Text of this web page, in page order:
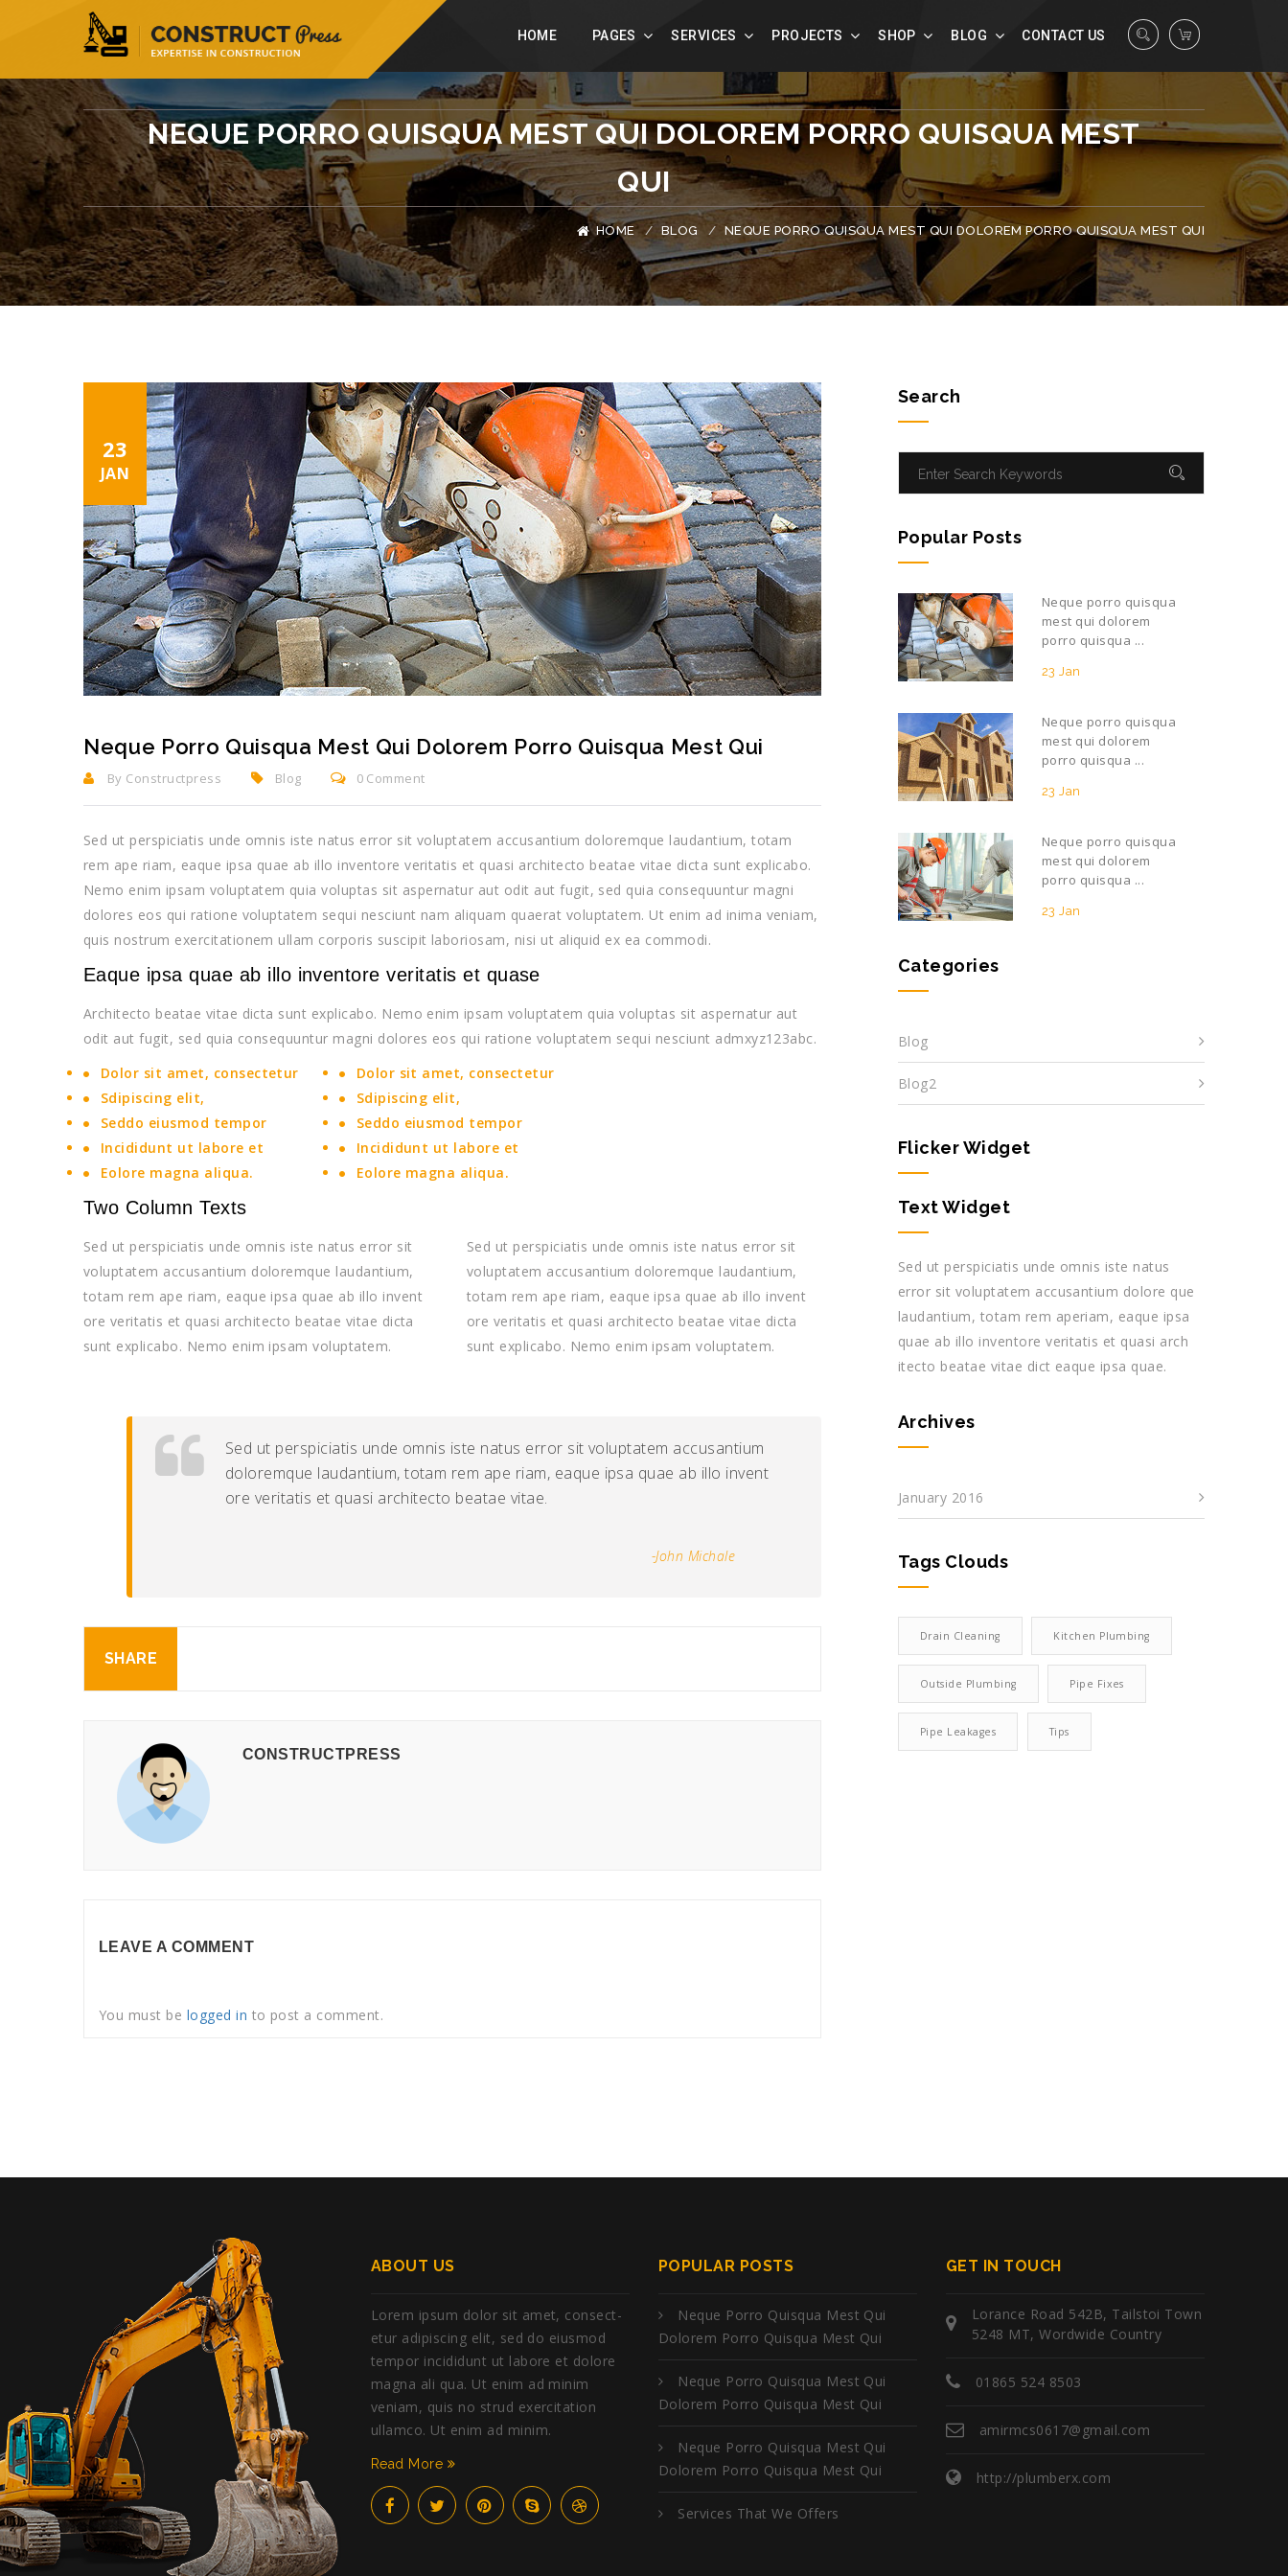
56, Building- Avenue-96, New York info@constructpress.com
HOME PAGES SERVICES PROJECTS SHOP BLOG CONTACT US
NEQUE PORRO QUISQUA MEST QUI DOLOREM PORRO QUISQUA MEST
QUI
HOME BLOG NEQUE PORRO QUISQUA MEST QUI DOLOREM PORRO QUISQUA MEST QUI
23
JAN
Neque Porro Quisqua Mest Qui Dolorem Porro Quisqua Mest Qui
By Constructpress Blog 0 Comment
Sed ut perspiciatis unde omnis iste natus error sit voluptatem accusantium doloremque laudantium, totam
rem ape riam, eaque ipsa quae ab illo inventore veritatis et quasi architecto beatae vitae dicta sunt explicabo.
Nemo enim ipsam voluptatem quia voluptas sit aspernatur aut odit aut fugit, sed quia consequuntur magni
dolores eos qui ratione voluptatem sequi nesciunt nam aliquam quaerat voluptatem. Ut enim ad inima veniam,
quis nostrum exercitationem ullam corporis suscipit laboriosam, nisi ut aliquid ex ea commodi.
Eaque ipsa quae ab illo inventore veritatis et quase
Architecto beatae vitae dicta sunt explicabo. Nemo enim ipsam voluptatem quia voluptas sit aspernatur aut
odit aut fugit, sed quia consequuntur magni dolores eos qui ratione voluptatem sequi nesciunt admxyz123abc.
Dolor sit amet, consectetur
Sdipiscing elit,
Seddo eiusmod tempor
Incididunt ut labore et
Eolore magna aliqua.
Dolor sit amet, consectetur
Sdipiscing elit,
Seddo eiusmod tempor
Incididunt ut labore et
Eolore magna aliqua.
Two Column Texts
Sed ut perspiciatis unde omnis iste natus error sit
voluptatem accusantium doloremque laudantium,
totam rem ape riam, eaque ipsa quae ab illo invent
ore veritatis et quasi architecto beatae vitae dicta
sunt explicabo. Nemo enim ipsam voluptatem.
Sed ut perspiciatis unde omnis iste natus error sit
voluptatem accusantium doloremque laudantium,
totam rem ape riam, eaque ipsa quae ab illo invent
ore veritatis et quasi architecto beatae vitae dicta
sunt explicabo. Nemo enim ipsam voluptatem.
Sed ut perspiciatis unde omnis iste natus error sit voluptatem accusantium
doloremque laudantium, totam rem ape riam, eaque ipsa quae ab illo invent
ore veritatis et quasi architecto beatae vitae.
-john Michale
SHARE
CONSTRUCTPRESS
LEAVE A COMMENT
You must be logged in to post a comment.
Search
Popular Posts
Neque porro quisqua
mest qui dolorem
porro quisqua ...
23 Jan
Neque porro quisqua
mest qui dolorem
porro quisqua ...
23 Jan
Neque porro quisqua
mest qui dolorem
porro quisqua ...
23 Jan
Categories
Blog
Blog2
Flicker Widget
Text Widget
Sed ut perspiciatis unde omnis iste natus
error sit voluptatem accusantium dolore que
laudantium, totam rem aperiam, eaque ipsa
quae ab illo inventore veritatis et quasi arch
itecto beatae vitae dict eaque ipsa quae.
Archives
January 2016
Tags Clouds
Drain Cleaning Kitchen Plumbing
Outside Plumbing Pipe Fixes
Pipe Leakages Tips
ABOUT US
Lorem ipsum dolor sit amet, consect-
etur adipiscing elit, sed do eiusmod
tempor incididunt ut labore et dolore
magna ali qua. Ut enim ad minim
veniam, quis no strud exercitation
ullamco. Ut enim ad minim.
Read More
POPULAR POSTS
Neque Porro Quisqua Mest Qui
Dolorem Porro Quisqua Mest Qui
Neque Porro Quisqua Mest Qui
Dolorem Porro Quisqua Mest Qui
Neque Porro Quisqua Mest Qui
Dolorem Porro Quisqua Mest Qui
Services That We Offers
GET IN TOUCH
Lorance Road 542B, Tailstoi Town
5248 MT, Wordwide Country
01865 524 8503
amirmcs0617@gmail.com
http://plumberx.com